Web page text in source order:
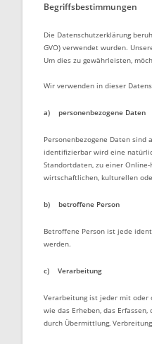
Begriffsbestimmungen
Die Datenschutzerklärung
GVO) verwendet wurden.
Um dies zu gewährleisten,
Wir verwenden in dieser
a) personenbezogene Daten
Personenbezogene Daten
identifizierbar wird eine
Standortdaten, zu einer
wirtschaftlichen, kulturellen
b) betroffene Person
Betroffene Person ist jede
werden.
c) Verarbeitung
Verarbeitung ist jeder mit oder
wie das Erheben, das
durch Übermittlung,